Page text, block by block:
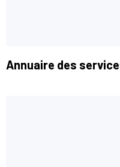
Annuaire des